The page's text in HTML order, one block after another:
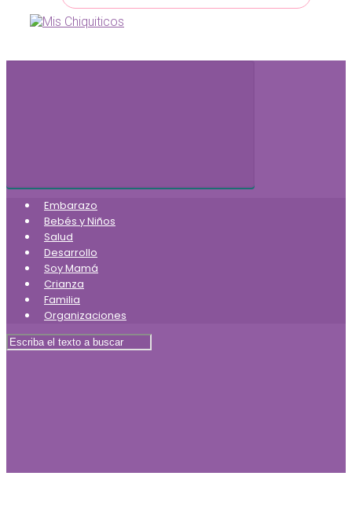
Embarazo
Bebés y Niños
Salud
Desarrollo
Soy Mamá
Crianza
Familia
Organizaciones